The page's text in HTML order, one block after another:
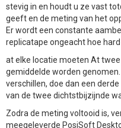
stevig in en houdt u ze vast
geeft en de meting van het
Er wordt een constante
replicatape ongeacht hoe
at elke locatie moeten At
gemiddelde worden
verschillen, doe dan een
van de twee dichtstbijzijnde
Zodra de meting voltooid is,
meegeleverde PosiSoft